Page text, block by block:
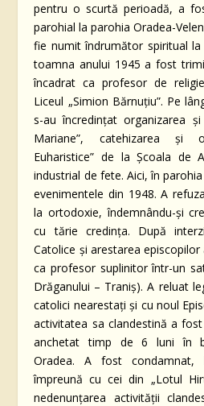
pentru o scurtă perioadă, a
parohial la parohia Oradea-
fie numit îndrumător spiritual
toamna anului 1945 a fost
încadrat ca profesor de
Liceul „Simion Bărnuţiu”. Pe
s-au încredinţat organizarea şi
Mariane”, catehizarea şi
Euharistice” de la Şcoala de
industrial de fete. Aici, în
evenimentele din 1948. A
la ortodoxie, îndemnându-şi
cu tărie credinţa. După
Catolice şi arestarea
ca profesor suplinitor într-un
Drăganului – Traniş). A reluat
catolici nearestaţi şi cu noul
activitatea sa clandestină a
anchetat timp de 6 luni în
Oradea. A fost
împreună cu cei din „Lotul
nedenunţarea activităţii